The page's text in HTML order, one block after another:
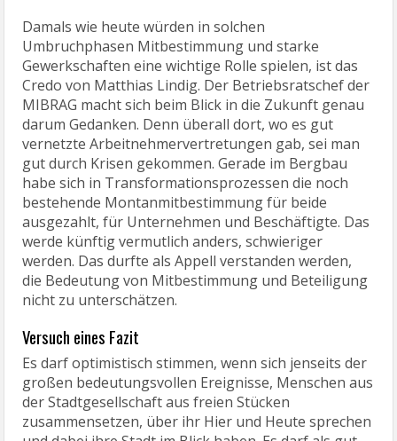
Damals wie heute würden in solchen
Umbruchphasen Mitbestimmung und starke
Gewerkschaften eine wichtige Rolle spielen, ist das
Credo von Matthias Lindig. Der Betriebsratschef der
MIBRAG macht sich beim Blick in die Zukunft genau
darum Gedanken. Denn überall dort, wo es gut
vernetzte Arbeitnehmervertretungen gab, sei man
gut durch Krisen gekommen. Gerade im Bergbau
habe sich in Transformationsprozessen die noch
bestehende Montanmitbestimmung für beide
ausgezahlt, für Unternehmen und Beschäftigte. Das
werde künftig vermutlich anders, schwieriger
werden. Das durfte als Appell verstanden werden,
die Bedeutung von Mitbestimmung und Beteiligung
nicht zu unterschätzen.
Versuch eines Fazit
Es darf optimistisch stimmen, wenn sich jenseits der
großen bedeutungsvollen Ereignisse, Menschen aus
der Stadtgesellschaft aus freien Stücken
zusammensetzen, über ihr Hier und Heute sprechen